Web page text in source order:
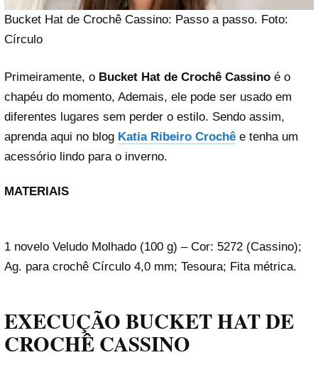
Bucket Hat de Crochê Cassino: Passo a passo. Foto:
Círculo
Primeiramente, o Bucket Hat de Crochê Cassino é o
chapéu do momento, Ademais, ele pode ser usado em
diferentes lugares sem perder o estilo. Sendo assim,
aprenda aqui no blog Katia Ribeiro Crochê e tenha um
acessório lindo para o inverno.
MATERIAIS
1 novelo Veludo Molhado (100 g) – Cor: 5272 (Cassino);
Ag. para crochê Círculo 4,0 mm; Tesoura; Fita métrica.
EXECUÇÃO BUCKET HAT DE
CROCHÊ CASSINO